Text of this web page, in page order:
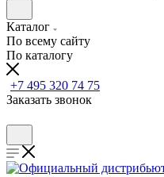
Каталог
По всему сайту
По каталогу
+7 495 320 74 75
Заказать звонок